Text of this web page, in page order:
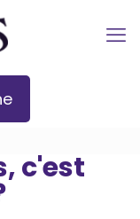
c'est